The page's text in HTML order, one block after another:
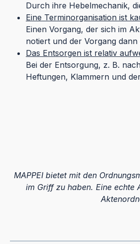
Durch ihre Hebelmechanik,
Eine Terminorganisation ist
Einen Vorgang, der sich im
notiert und der Vorgang
Das Entsorgen ist relativ
Bei der Entsorgung, z. B.
Heftungen, Klammern und
MAPPEI bietet mit den
im Griff zu haben. Eine echte